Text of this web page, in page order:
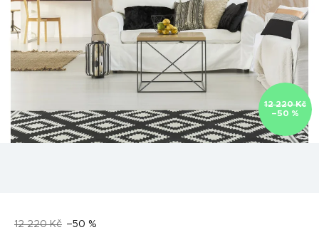
12 220 Kč
–50 %
12 220 Kč –50 %